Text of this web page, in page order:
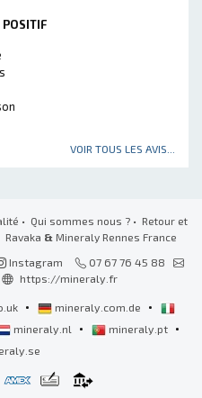
VOIR TOUS LES AVIS...
• Qui sommes nous ? • Retour et
Ravaka & Mineraly Rennes France
Instagram
07 67 76 45 88
https://mineraly.fr
• mineraly.com.de •
mineraly.nl • mineraly.pt •